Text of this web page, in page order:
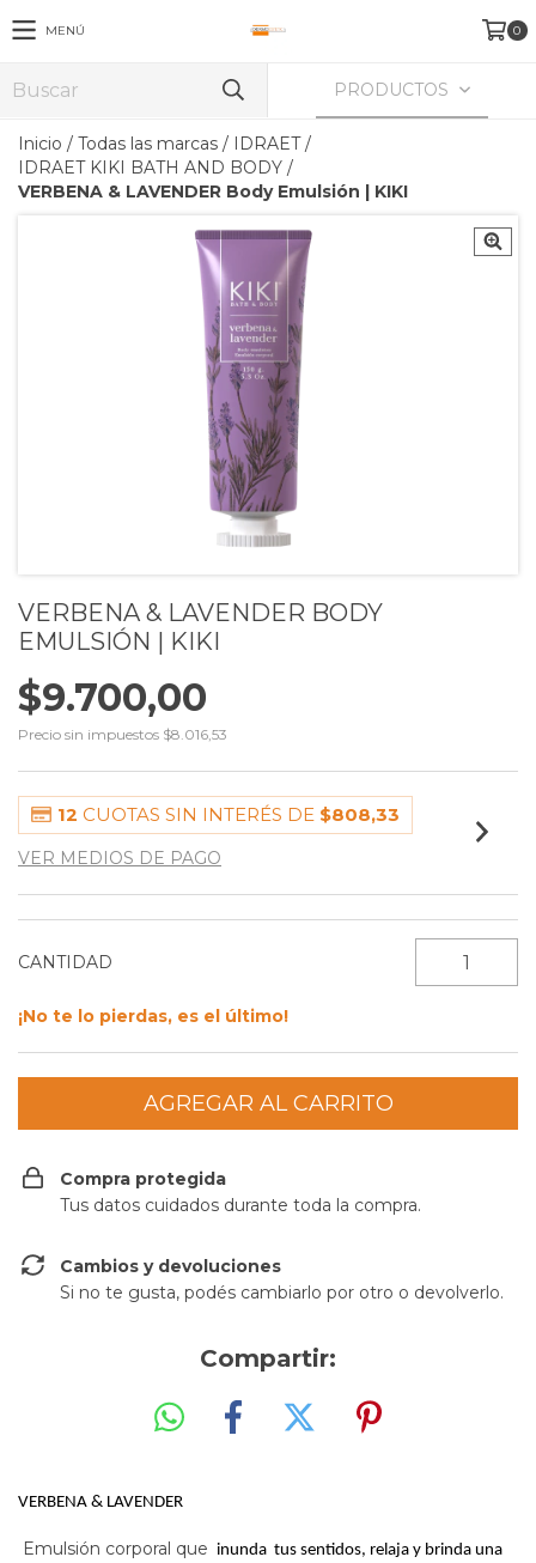
MENÚ 0
PRODUCTOS
Inicio / Todas las marcas / IDRAET /
IDRAET KIKI BATH AND BODY /
VERBENA & LAVENDER Body Emulsión | KIKI
VERBENA & LAVENDER BODY
EMULSIÓN | KIKI
$9.700,00
Precio sin impuestos $8.016,53
12 CUOTAS SIN INTERÉS DE $808,33
VER MEDIOS DE PAGO
CANTIDAD
¡No te lo pierdas, es el último!
Compra protegida
Tus datos cuidados durante toda la compra.
Cambios y devoluciones
Si no te gusta, podés cambiarlo por otro o devolverlo.
Compartir:
VERBENA & LAVENDER
Emulsión corporal que inunda tus sentidos, relaja y brinda una